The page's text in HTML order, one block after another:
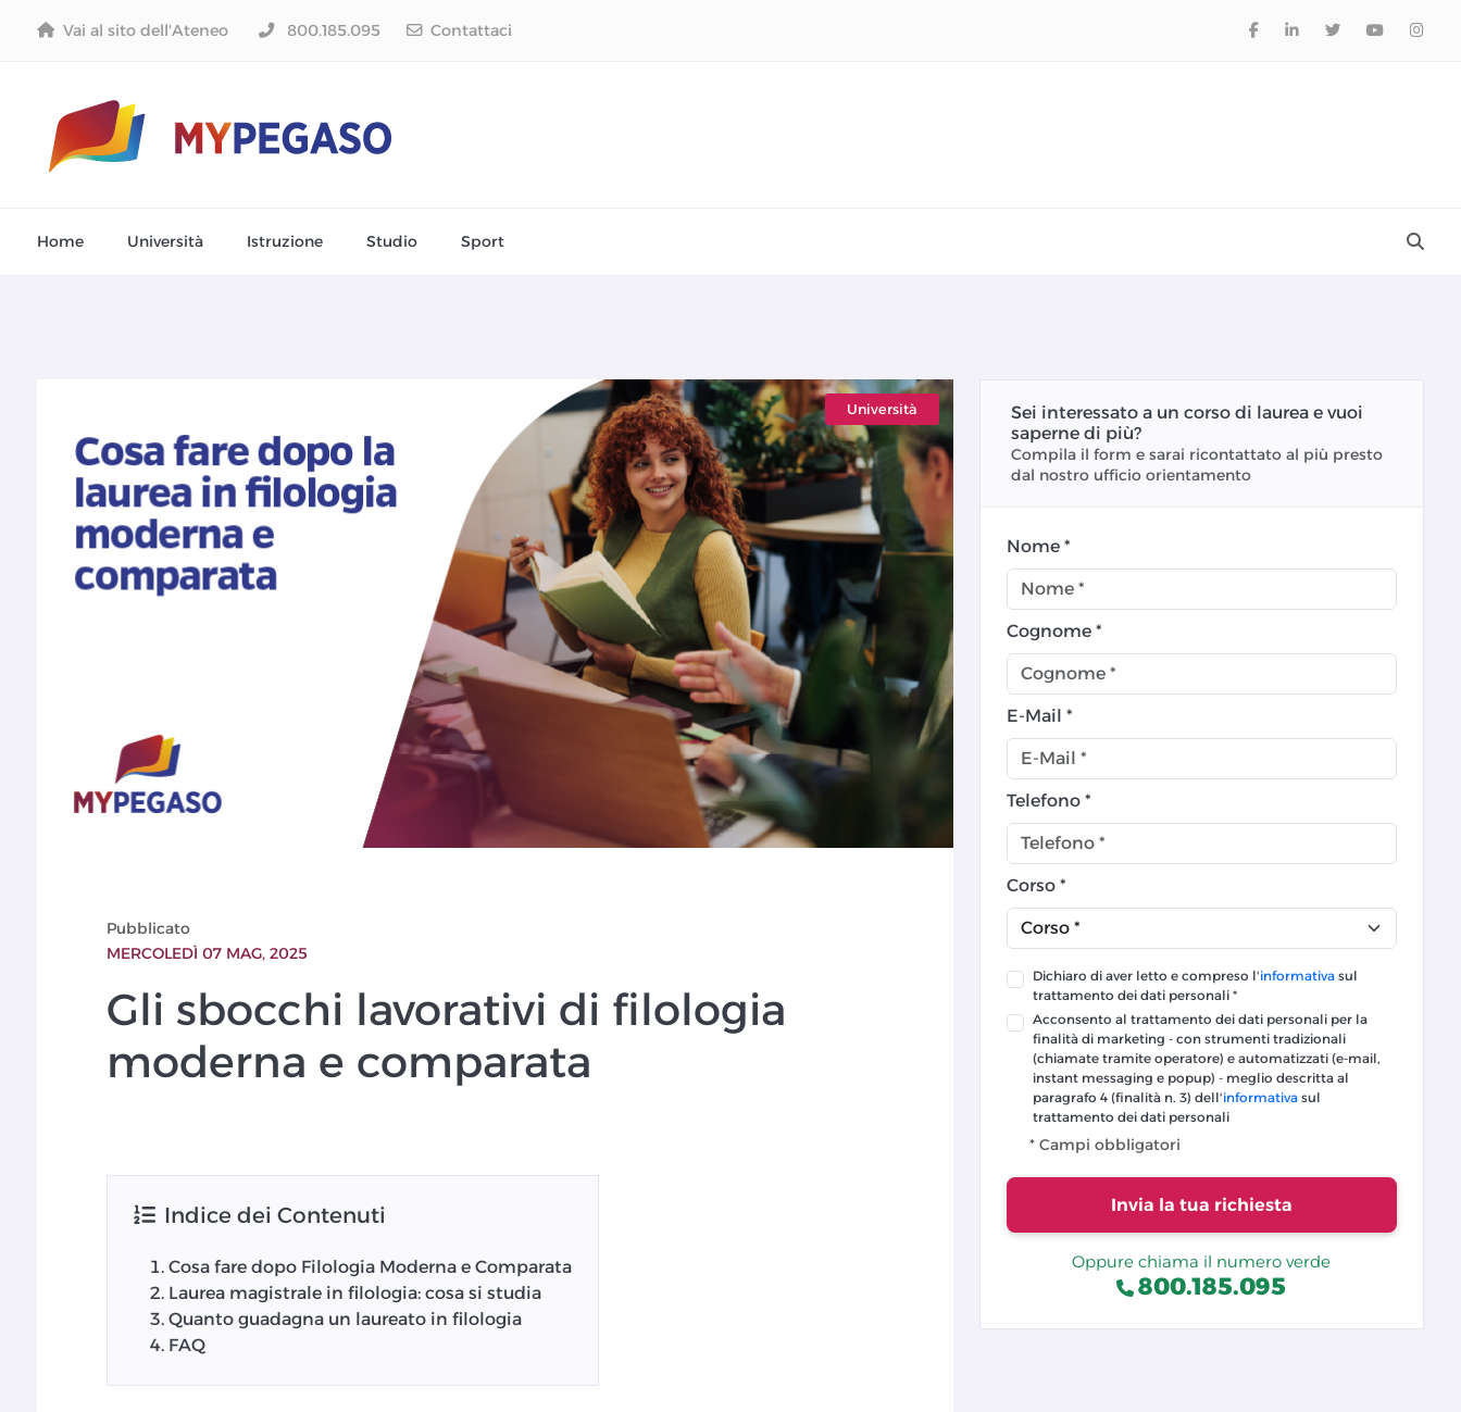
Vai al sito dell'Ateneo 800.185.095 Contattaci
Home Università Istruzione Studio Sport
Università
Pubblicato
MERCOLEDÌ 07 MAG, 2025
Gli sbocchi lavorativi di filologia
moderna e comparata
Indice dei Contenuti
Cosa fare dopo Filologia Moderna e Comparata
Laurea magistrale in filologia: cosa si studia
Quanto guadagna un laureato in filologia
FAQ
Sei interessato a un corso di laurea e vuoi
saperne di più?
Compila il form e sarai ricontattato al più presto
dal nostro ufficio orientamento
Nome *
Cognome *
E-Mail *
Telefono *
Corso *
Dichiaro di aver letto e compreso l'informativasul
trattamento dei dati personali *
Acconsento al trattamento dei dati personali per la
finalità di marketing - con strumenti tradizionali
(chiamate tramite operatore) e automatizzati (e-mail,
instant messaging e popup) - meglio descritta al
paragrafo 4 (finalità n. 3) dell'informativasul
trattamento dei dati personali
* Campi obbligatori
Invia la tua richiesta
Oppure chiama il numero verde
800.185.095